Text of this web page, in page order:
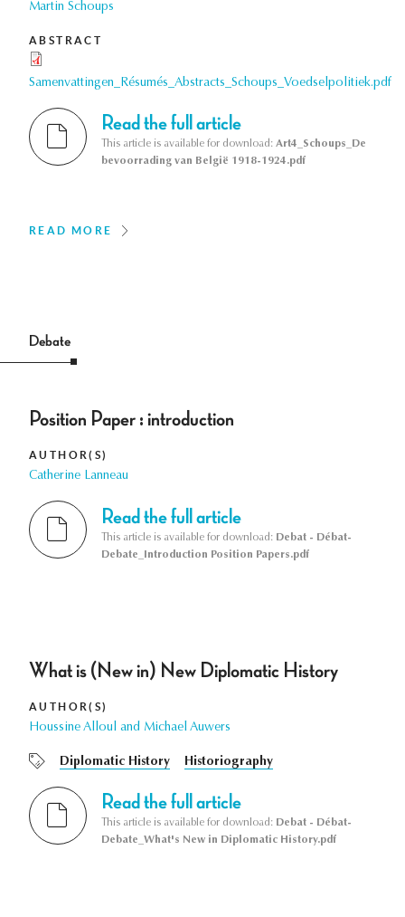
Martin Schoups
ABSTRACT
Samenvattingen_Résumés_Abstracts_Schoups_Voedselpolitiek.pdf
Read the full article
This article is available for download: Art4_Schoups_De
bevoorrading van België 1918-1924.pdf
READ MORE
Debate
Position Paper : introduction
AUTHOR(S)
Catherine Lanneau
Read the full article
This article is available for download: Debat - Débat-
Debate_Introduction Position Papers.pdf
What is (New in) New Diplomatic History
AUTHOR(S)
Houssine Alloul and Michael Auwers
Diplomatic History Historiography
Read the full article
This article is available for download: Debat - Débat-
Debate_What's New in Diplomatic History.pdf